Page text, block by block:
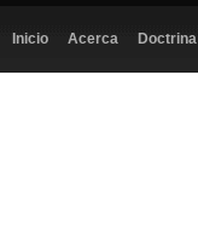
Inicio Acerca Doctrina